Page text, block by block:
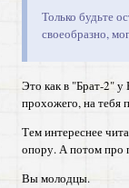
Только будьте
своеобразно,
Это как в "Брат-2"
прохожего, на тебя
Тем интереснее
опору. А потом про
Вы молодцы.